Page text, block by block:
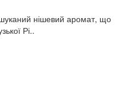
нішевий аромат, що
Рі..